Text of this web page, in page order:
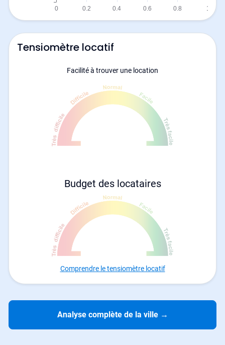
Tensiomètre locatif
Facilité à trouver une location
Budget des locataires
Comprendre le tensiomètre locatif
Analyse complète de la ville →